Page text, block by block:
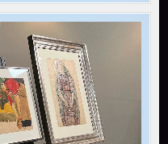
IST
LEER,
IST
VOLL